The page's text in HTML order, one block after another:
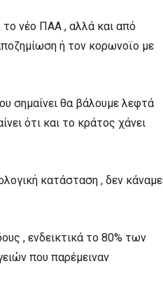
νέο ΠΑΑ , αλλά και από
ή τον κορωνοϊο με
σημαίνει θα βάλουμε λεφτά
ότι και το κράτος χάνει
κατάσταση , δεν κάναμε
, ενδεικτικά το 80% των
που παρέμειναν